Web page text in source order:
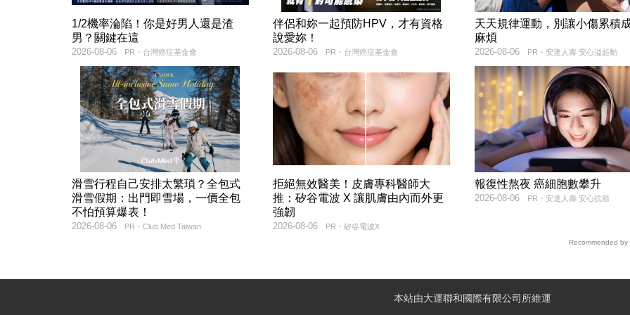
1/2機率淪陷！你是好男人還是渣
男？關鍵在這
PR・台灣癌症基金會
2026-08-06
伴侶和妳一起預防HPV，才有資格
說愛妳！
PR・台灣癌症基金會
2026-08-06
天天規律運動，別讓小傷累積
麻煩
PR・安達人壽 安心溢起動
2026-08-06
滑雪行程自己安排太繁瑣？全包式
滑雪假期：出門即雪場，一價全包
不怕預算爆表！
PR・Club Med Taiwan
2026-08-06
拒絕無效醫美！皮膚專科醫師大
推：矽谷電波 X 讓肌膚由內而外更
強韌
PR・矽谷電波X
2026-08-06
報復性熬夜 癌細胞數攀升
PR・安達人壽 安心抗癌
2026-08-06
Recommended by
本站由大運聯和國際有限公司所維運